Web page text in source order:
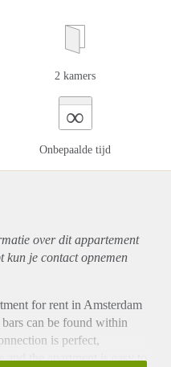
2 kamers
∞
Onbepaalde tijd
over ditappartement
kun je contact opnemen
for rent in Amsterdam
can be found within
is perfect,
the apartment is easy to